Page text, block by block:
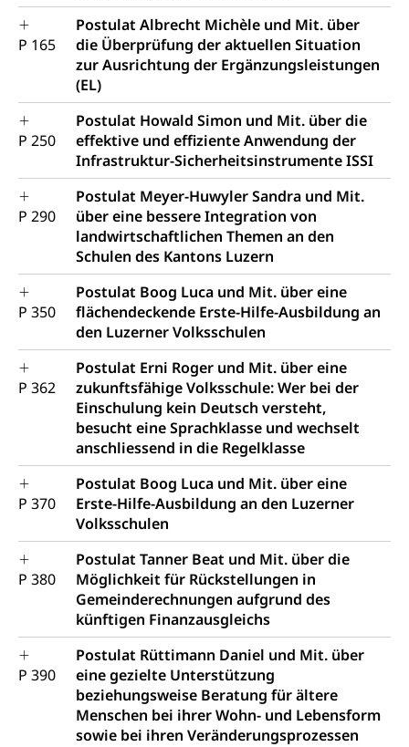
P 165
Postulat Albrecht Michèle und Mit. über
die Überprüfung der aktuellen Situation
zur Ausrichtung der Ergänzungsleistungen
(EL)
P 250
Postulat Howald Simon und Mit. über die
effektive und effiziente Anwendung der
Infrastruktur-Sicherheitsinstrumente ISSI
P 290
Postulat Meyer-Huwyler Sandra und Mit.
über eine bessere Integration von
landwirtschaftlichen Themen an den
Schulen des Kantons Luzern
P 350
Postulat Boog Luca und Mit. über eine
flächendeckende Erste-Hilfe-Ausbildung an
den Luzerner Volksschulen
P 362
Postulat Erni Roger und Mit. über eine
zukunftsfähige Volksschule: Wer bei der
Einschulung kein Deutsch versteht,
besucht eine Sprachklasse und wechselt
anschliessend in die Regelklasse
P 370
Postulat Boog Luca und Mit. über eine
Erste-Hilfe-Ausbildung an den Luzerner
Volksschulen
P 380
Postulat Tanner Beat und Mit. über die
Möglichkeit für Rückstellungen in
Gemeinderechnungen aufgrund des
künftigen Finanzausgleichs
P 390
Postulat Rüttimann Daniel und Mit. über
eine gezielte Unterstützung
beziehungsweise Beratung für ältere
Menschen bei ihrer Wohn- und Lebensform
sowie bei ihren Veränderungsprozessen